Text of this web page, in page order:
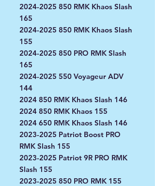
2024-2025 850 RMK Khaos Slash
165
2024-2025 850 RMK Khaos Slash
155
2024-2025 850 PRO RMK Slash
165
2024-2025 550 Voyageur ADV
144
2024 850 RMK Khaos Slash 146
2024 850 RMK Khaos 155
2024 650 RMK Khaos Slash 146
2023-2025 Patriot Boost PRO
RMK Slash 155
2023-2025 Patriot 9R PRO RMK
Slash 155
2023-2025 850 PRO RMK 155